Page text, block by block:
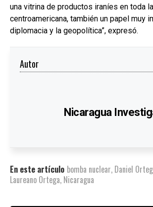
una vitrina de productos iraníes en toda
centroamericana, también un papel muy
diplomacia y la geopolítica”, expresó.
Autor
Nicaragua
En este artículo bomba nuclear, Daniel
Laureano Ortega, Nicaragua